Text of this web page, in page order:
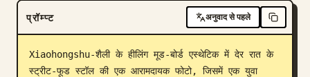
मूल्य निर्धारण
डाउनलोड
प्रॉम्प्ट अनुवाद से पहले
Xiaohongshu-शैली के हीलिंग मूड-बोर्ड एस्थेटिक में देर रात के
स्ट्रीट-फूड स्टॉल की एक आरामदायक फोटो, जिसमें एक युवा